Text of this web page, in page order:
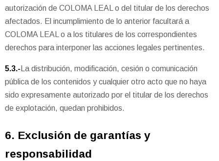
autorización de COLOMA LEAL o del titular de los derechos
afectados. El incumplimiento de lo anterior facultará a
COLOMA LEAL o a los titulares de los correspondientes
derechos para interponer las acciones legales pertinentes.
5.3.- La distribución, modificación, cesión o comunicación
pública de los contenidos y cualquier otro acto que no haya
sido expresamente autorizado por el titular de los derechos
de explotación, quedan prohibidos.
6. Exclusión de garantías y
responsabilidad